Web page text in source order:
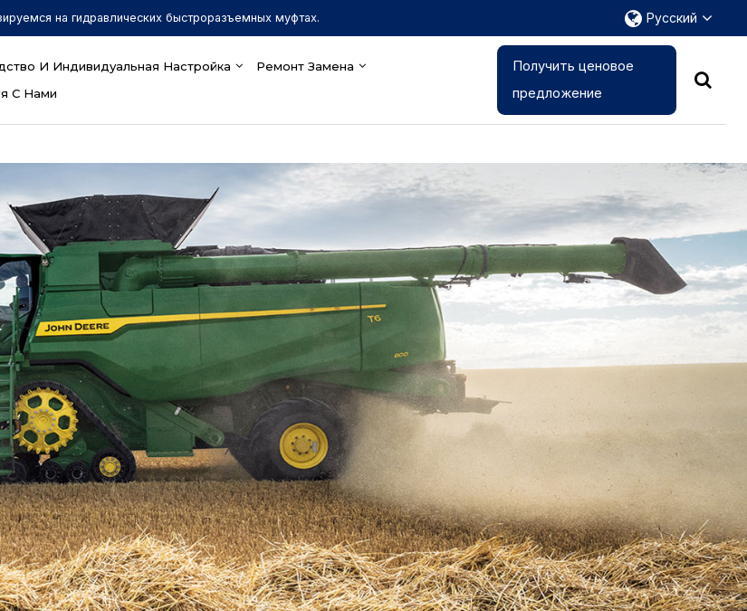
на гидравлических быстроразъемных муфтах. Русский
И Индивидуальная Настройка
Ремонт Замена
С Нами
Получить ценовое
предложение
Бизнес-модель
компонентов для всех
и поставщиков услуг по
в различных отраслях
промышленности.